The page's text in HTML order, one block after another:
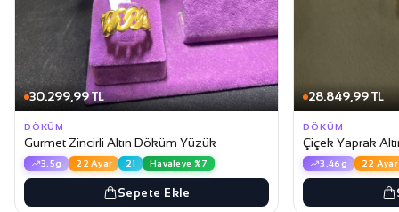
30.299,99 TL
DÖKÜM
Gurmet Zincirli Altın Döküm Yüzük
3.5g 22 Ayar 21 Havaleye %7
Sepete Ekle
28.849,99 TL
DÖKÜM
Çiçek Yaprak
3.46g 22 Ayar